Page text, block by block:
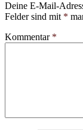
Deine E-Mail-
Felder sind mit *
Kommentar *